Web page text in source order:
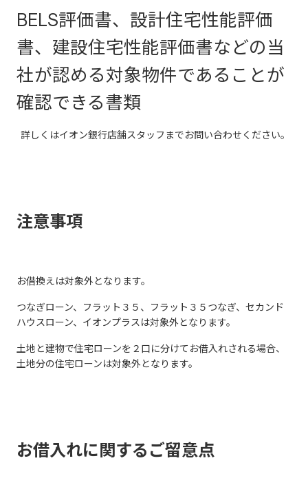
BELS評価書、設計住宅性能評価
書、建設住宅性能評価書などの当
社が認める対象物件であることが
確認できる書類
詳しくはイオン銀行店舗スタッフまでお問い合わせください。
注意事項
お借換えは対象外となります。
つなぎローン、フラット３５、フラット３５つなぎ、セカンド
ハウスローン、イオンプラスは対象外となります。
土地と建物で住宅ローンを２口に分けてお借入れされる場合、
土地分の住宅ローンは対象外となります。
お借入れに関するご留意点